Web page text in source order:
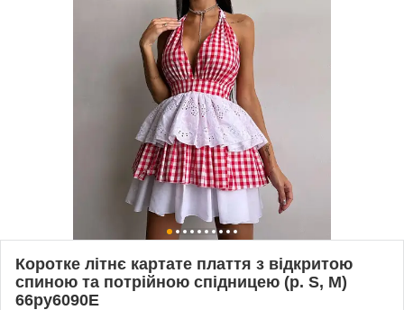
Коротке літнє картате плаття з відкритою
спиною та потрійною спідницею (р. S, M)
66py6090Е